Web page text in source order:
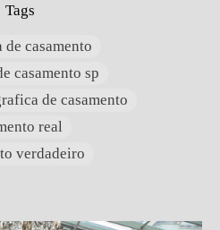
Tags
casamento
casamento sp
de casamento
real
verdadeiro